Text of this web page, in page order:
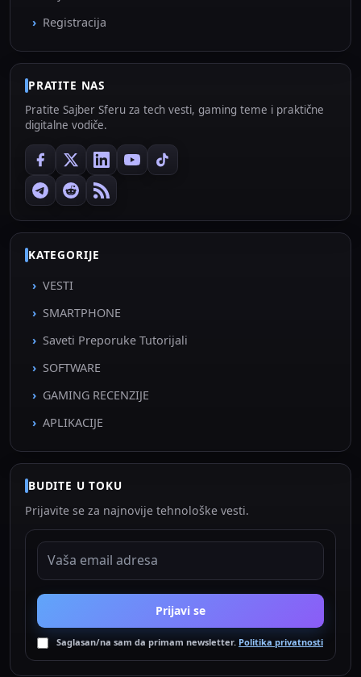
Registracija
PRATITE NAS
Pratite Sajber Sferu za tech vesti, gaming teme i praktične
digitalne vodiče.
KATEGORIJE
VESTI
SMARTPHONE
Saveti Preporuke Tutorijali
SOFTWARE
GAMING RECENZIJE
APLIKACIJE
BUDITE U TOKU
Prijavite se za najnovije tehnološke vesti.
EMAIL ADRESA
Prijavi se
Saglasan/na sam da primam newsletter. Politika privatnosti